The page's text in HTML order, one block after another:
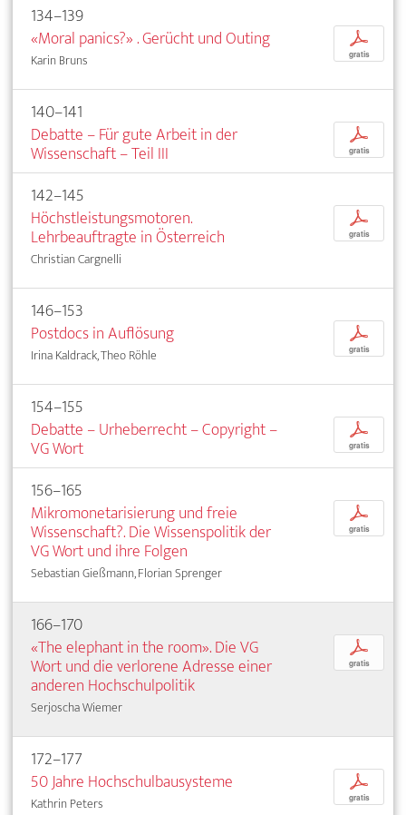
134–139
«Moral panics?» . Gerücht und Outing
Karin Bruns
p
gratis
140–141
Debatte – Für gute Arbeit in der
Wissenschaft – Teil III
p
gratis
142–145
Höchstleistungsmotoren.
Lehrbeauftragte in Österreich
Christian Cargnelli
p
gratis
146–153
Postdocs in Auflösung
Irina Kaldrack, Theo Röhle
p
gratis
154–155
Debatte – Urheberrecht – Copyright –
VG Wort
p
gratis
156–165
Mikromonetarisierung und freie
Wissenschaft?. Die Wissenspolitik der
VG Wort und ihre Folgen
Sebastian Gießmann, Florian Sprenger
p
gratis
166–170
«The elephant in the room». Die VG
Wort und die verlorene Adresse einer
anderen Hochschulpolitik
Serjoscha Wiemer
p
gratis
172–177
50 Jahre Hochschulbausysteme
Kathrin Peters
p
gratis